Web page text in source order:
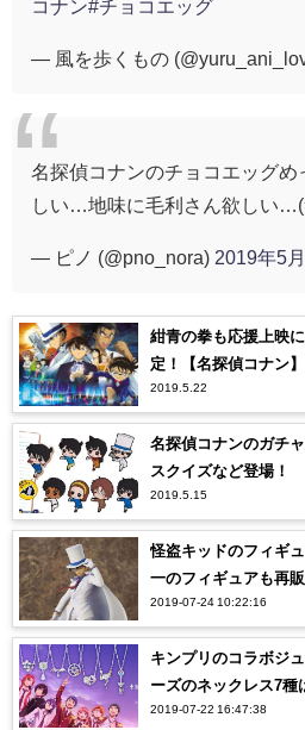
コナン#チョコエッグ
— 風を歩くもの
名探偵コナンのチョコエッグめ
しい…地味に毛利さん欲しい
— ピノ (@pno_nora) 2019年5
紺青の拳も応援上映
定！【名探偵コナン】
2019.5.22
名探偵コナンのガチ
スクイズなど登場！
2019.5.15
怪盗キッドのフィギ
一のフィギュアも再
2019-07-24 10:22:16
キンプリのコラボジ
ーズのネックレス7種
2019-07-22 16:47:38